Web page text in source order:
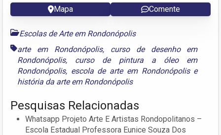
Mapa Comente
Escolas de Arte em Rondonópolis
arte em Rondonópolis, curso de desenho em
Rondonópolis, curso de pintura a óleo em
Rondonópolis, escola de arte em Rondonópolise
história da arte em Rondonópolis
Pesquisas Relacionadas
Whatsapp Projeto Arte E Artistas Rondopolitanos –
Escola Estadual Professora Eunice Souza Dos